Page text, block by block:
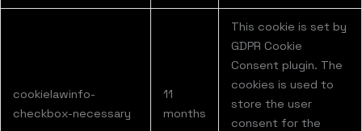
cookielawinfo-
checkbox-necessary
11
months
This cookie is set by
GDPR Cookie
Consent plugin. The
cookies is used to
store the user
consent for the